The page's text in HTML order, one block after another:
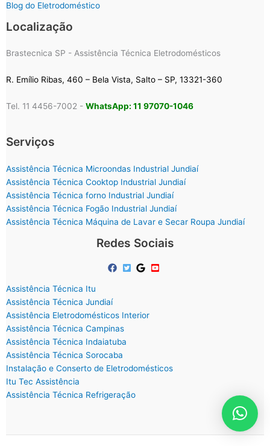
Blog do Eletrodoméstico
Localização
Brastecnica SP - Assistência Técnica Eletrodomésticos
R. Emílio Ribas, 460 – Bela Vista, Salto – SP, 13321-360
Tel. 11 4456-7002 - WhatsApp: 11 97070-1046
Serviços
Assistência Técnica Microondas Industrial Jundiaí
Assistência Técnica Cooktop Industrial Jundiaí
Assistência Técnica forno Industrial Jundiaí
Assistência Técnica Fogão Industrial Jundiaí
Assistência Técnica Máquina de Lavar e Secar Roupa Jundiaí
Redes Sociais
Assistência Técnica Itu
Assistência Técnica Jundiaí
Assistência Eletrodomésticos Interior
Assistência Técnica Campinas
Assistência Técnica Indaiatuba
Assistência Técnica Sorocaba
Instalação e Conserto de Eletrodomésticos
Itu Tec Assistência
Assistência Técnica Refrigeração